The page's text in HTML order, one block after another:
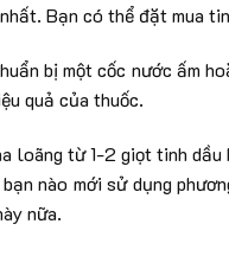
Bạn có thể đặt mua
bị một cốc nước ấm
quả của thuốc.
loãng từ 1-2 giọt tinh
nào mới sử dụng
nữa.